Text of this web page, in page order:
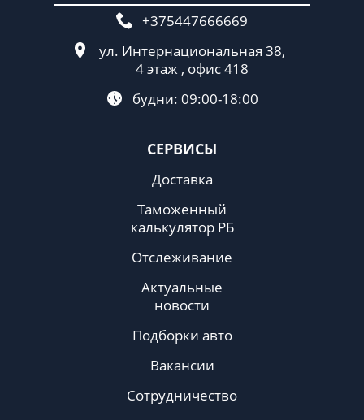
СЕРВИСЫ
Доставка
Таможенный
калькулятор РБ
Отслеживание
Актуальные
новости
Подборки авто
Вакансии
Сотрудничество
+375447666669
ул. Интернациональная 38,
4 этаж , офис 418
будни: 09:00-18:00